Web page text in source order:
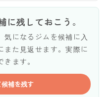
に残しておこう。
になるジムを候補に入
また見返せます。実際に
ます。
補を残す